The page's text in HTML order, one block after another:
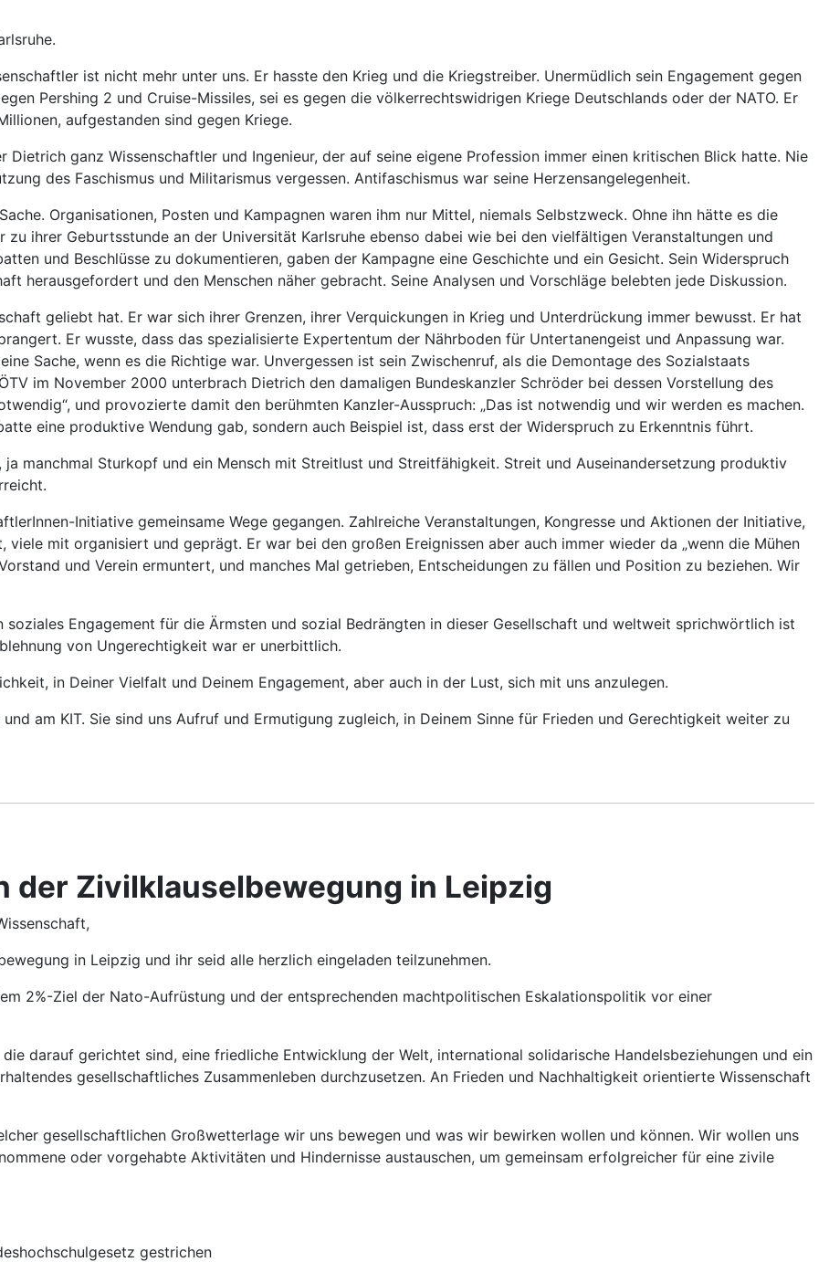
ist nicht mehr unter uns. Er hasste den Krieg und die Kriegstreiber. Unermüdlich sein Engagement gegen
Pershing 2 und Cruise-Missiles, sei es gegen die völkerrechtswidrigen Kriege Deutschlands oder der NATO. Er
aufgestanden sind gegen Kriege.
ganz Wissenschaftler und Ingenieur, der auf seine eigene Profession immer einen kritischen Blick hatte. Nie
des Faschismus und Militarismus vergessen. Antifaschismus war seine Herzensangelegenheit.
Organisationen, Posten und Kampagnen waren ihm nur Mittel, niemals Selbstzweck. Ohne ihn hätte es die
ihrer Geburtsstunde an der Universität Karlsruhe ebenso dabei wie bei den vielfältigen Veranstaltungen und
und Beschlüsse zu dokumentieren, gaben der Kampagne eine Geschichte und ein Gesicht. Sein Widerspruch
herausgefordert und den Menschen näher gebracht. Seine Analysen und Vorschläge belebten jede Diskussion.
geliebt hat. Er war sich ihrer Grenzen, ihrer Verquickungen in Krieg und Unterdrückung immer bewusst. Er hat
Er wusste, dass das spezialisierte Expertentum der Nährboden für Untertanengeist und Anpassung war.
Sache, wenn es die Richtige war. Unvergessen ist sein Zwischenruf, als die Demontage des Sozialstaats
im November 2000 unterbrach Dietrich den damaligen Bundeskanzler Schröder bei dessen Vorstellung des
und provozierte damit den berühmten Kanzler-Ausspruch: „Das ist notwendig und wir werden es machen.
eine produktive Wendung gab, sondern auch Beispiel ist, dass erst der Widerspruch zu Erkenntnis führt.
manchmal Sturkopf und ein Mensch mit Streitlust und Streitfähigkeit. Streit und Auseinandersetzung produktiv
Initiative gemeinsame Wege gegangen. Zahlreiche Veranstaltungen, Kongresse und Aktionen der Initiative,
mit organisiert und geprägt. Er war bei den großen Ereignissen aber auch immer wieder da „wenn die Mühen
und Verein ermuntert, und manches Mal getrieben, Entscheidungen zu fällen und Position zu beziehen. Wir
soziales Engagement für die Ärmsten und sozial Bedrängten in dieser Gesellschaft und weltweit sprichwörtlich ist
von Ungerechtigkeit war er unerbittlich.
in Deiner Vielfalt und Deinem Engagement, aber auch in der Lust, sich mit uns anzulegen.
am KIT. Sie sind uns Aufruf und Ermutigung zugleich, in Deinem Sinne für Frieden und Gerechtigkeit weiter zu
der Zivilklauselbewegung in Leipzig
in Leipzig und ihr seid alle herzlich eingeladen teilzunehmen.
2%-Ziel der Nato-Aufrüstung und der entsprechenden machtpolitischen Eskalationspolitik vor einer
darauf gerichtet sind, eine friedliche Entwicklung der Welt, international solidarische Handelsbeziehungen und ein
gesellschaftliches Zusammenleben durchzusetzen. An Frieden und Nachhaltigkeit orientierte Wissenschaft
gesellschaftlichen Großwetterlage wir uns bewegen und was wir bewirken wollen und können. Wir wollen uns
oder vorgehabte Aktivitäten und Hindernisse austauschen, um gemeinsam erfolgreicher für eine zivile
gestrichen